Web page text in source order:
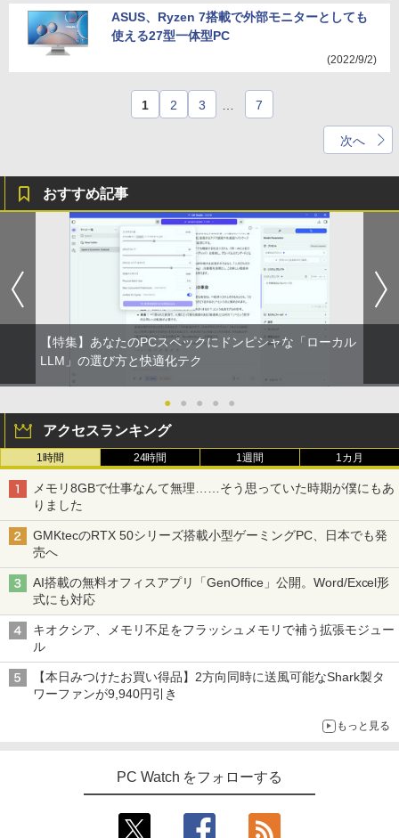
ASUS、Ryzen 7搭載で外部モニターとしても
使える27型一体型PC
(2022/9/2)
1 2 3 7
次へ
おすすめ記事
【特集】あなたのPCスペックにドンピシャな「ローカル
LLM」の選び方と快適化テク
● ● ● ● ●
アクセスランキング
1時間 24時間 1週間 1カ月
メモリ8GBで仕事なんて無理……そう思っていた時期が僕にもあ
りました
GMKtecのRTX 50シリーズ搭載小型ゲーミングPC、日本でも発
売へ
AI搭載の無料オフィスアプリ「GenOffice」公開。Word/Excel形
式にも対応
キオクシア、メモリ不足をフラッシュメモリで補う拡張モジュー
ル
【本日みつけたお買い得品】2方向同時に送風可能なShark製タ
ワーファンが9,940円引き
もっと見る
PC Watch をフォローする